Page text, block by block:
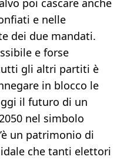
poi cascare anche
e nelle
dei due mandati.
e forse
gli altri partiti è
in blocco le
il futuro di un
nel simbolo
un patrimonio di
che tanti elettori